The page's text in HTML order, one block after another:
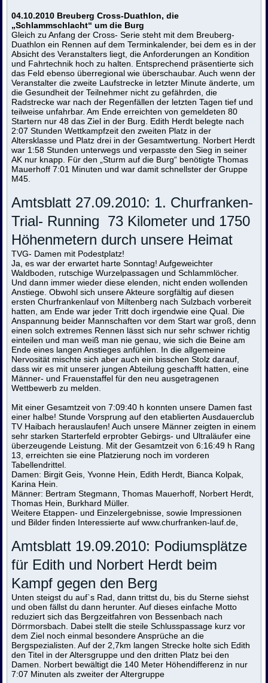
04.10.2010 Breuberg Cross-Duathlon, die
„Schlammschlacht“ um die Burg
Gleich zu Anfang der Cross- Serie steht mit dem Breuberg-
Duathlon ein Rennen auf dem Terminkalender, bei dem es in der
Absicht des Veranstalters liegt, die Anforderungen an Kondition
und Fahrtechnik hoch zu halten. Entsprechend präsentierte sich
das Feld ebenso überregional wie überschaubar. Auch wenn der
Veranstalter die zweite Laufstrecke in letzter Minute änderte, um
die Gesundheit der Teilnehmer nicht zu gefährden, die
Radstrecke war nach der Regenfällen der letzten Tagen tief und
teilweise unfahrbar. Am Ende erreichten von gemeldeten 80
Startern nur 48 das Ziel in der Burg. Edith Herdt belegte nach
2:07 Stunden Wettkampfzeit den zweiten Platz in der
Altersklasse und Platz drei in der Gesamtwertung. Norbert Herdt
war 1:58 Stunden unterwegs und verpasste den Sieg in seiner
AK nur knapp. Für den „Sturm auf die Burg“ benötigte Thomas
Mauerhoff 7:01 Minuten und war damit schnellster der Gruppe
M45.
Amtsblatt 27.09.2010: 1. Churfranken-
Trial- Running 73 Kilometer und 1750
Höhenmetern durch unsere Heimat
TVG- Damen mit Podestplatz!
Ja, es war der erwartet harte Sonntag! Aufgeweichter
Waldboden, rutschige Wurzelpassagen und Schlammlöcher.
Und dann immer wieder diese elenden, nicht enden wollenden
Anstiege. Obwohl sich unsere Akteure sorgfältig auf diesen
ersten Churfrankenlauf von Miltenberg nach Sulzbach vorbereit
hatten, am Ende war jeder Tritt doch irgendwie eine Qual. Die
Anspannung beider Mannschaften vor dem Start war groß, denn
einen solch extremes Rennen lässt sich nur sehr schwer richtig
einteilen und man weiß man nie genau, wie sich die Beine am
Ende eines langen Anstieges anfühlen. In die allgemeine
Nervosität mischte sich aber auch ein bisschen Stolz darauf,
dass wir es mit unserer jungen Abteilung geschafft hatten, eine
Männer- und Frauenstaffel für den neu ausgetragenen
Wettbewerb zu melden.
Mit einer Gesamtzeit von 7:09:40 h konnten unsere Damen fast
einer halbe! Stunde Vorsprung auf den etablierten Ausdauerclub
TV Haibach herauslaufen! Auch unsere Männer zeigten in einem
sehr starken Starterfeld erprobter Gebirgs- und Ultraläufer eine
überzeugende Leistung. Mit der Gesamtzeit von 6:16:49 h Rang
13, erreichten sie eine Platzierung noch im vorderen
Tabellendrittel.
Damen: Birgit Geis, Yvonne Hein, Edith Herdt, Bianca Kolpak,
Karina Hein.
Männer: Bertram Stegmann, Thomas Mauerhoff, Norbert Herdt,
Thomas Hein, Burkhard Müller.
Weitere Etappen- und Einzelergebnisse, sowie Impressionen
und Bilder finden Interessierte aufwww.churfranken-lauf.de
Amtsblatt 19.09.2010: Podiumsplätze
für Edith und Norbert Herdt beim
Kampf gegen den Berg
Unten steigst du auf`s Rad, dann trittst du, bis du Sterne siehst
und oben fällst du dann herunter. Auf dieses einfache Motto
reduziert sich das Bergzeitfahren von Bessenbach nach
Dörrmorsbach. Dabei stellt die steile Schlusspassage kurz vor
dem Ziel noch einmal besondere Ansprüche an die
Bergspezialisten. Auf der 2,7km langen Strecke holte sich Edith
den Titel in der Altersgruppe und den dritten Platz bei den
Damen. Norbert bewältigt die 140 Meter Höhendifferenz in nur
7:07 Minuten als zweiter der Altergruppe